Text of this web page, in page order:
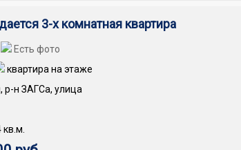
3-х комнатная квартира
Есть фото
квартира на этаже
р-н ЗАГСа, улица
кв.м.